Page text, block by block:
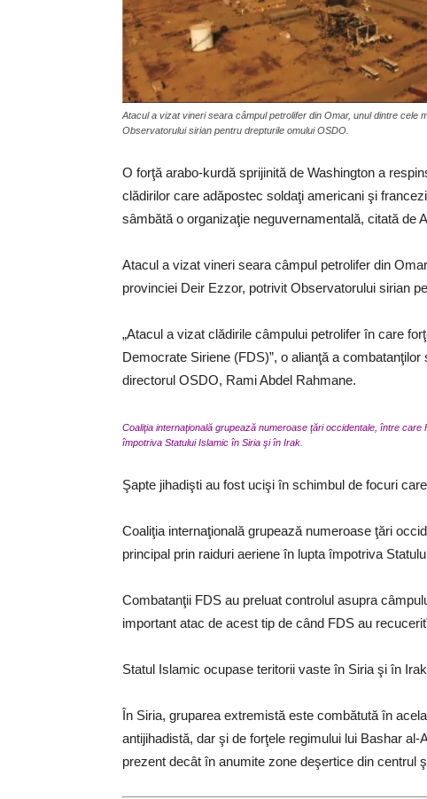
Atacul a vizat vineri seara câmpul petrolifer din Omar, unul dintre cele
Observatorului sirian pentru drepturile omului OSDO.
O forţă arabo-kurdă sprijinită de Washington a
clădirilor care adăpostec soldaţi americani şi
sâmbătă o organizaţie neguvernamentală, citată de
Atacul a vizat vineri seara câmpul petrolifer din
provinciei Deir Ezzor, potrivit Observatorului sirian
„Atacul a vizat clădirile câmpului petrolifer în care
Democrate Siriene (FDS)”, o alianţă a
directorul OSDO, Rami Abdel Rahmane.
Coaliţia internaţională grupează numeroase ţări occidentale, între
împotriva Statului Islamic în Siria şi în Irak.
Şapte jihadişti au fost ucişi în schimbul de focuri
Coaliţia internaţională grupează numeroase ţări
principal prin raiduri aeriene în lupta împotriva
Combatanţii FDS au preluat controlul asupra
important atac de acest tip de când FDS au
Statul Islamic ocupase teritorii vaste în Siria şi în
În Siria, gruparea extremistă este combătută în
antijihadistă, dar şi de forţele regimului lui Bashar
prezent decât în anumite zone deşertice din centrul